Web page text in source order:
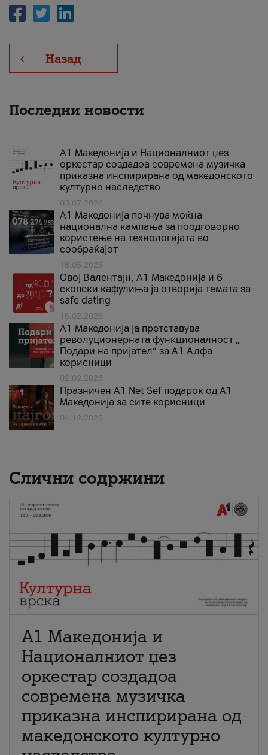
Назад
Последни новости
А1 Македонија и Националниот џез
оркестар создадоа современа музичка
приказна инспирирана од македонското
културно наследство
03.07.2026
A1 Македонија почнува моќна
национална кампања за поодговорно
користење на технологијата во
сообраќајот
18.05.2026
Овој Валентајн, A1 Македонија и 6
скопски кафулиња ја отворија темата за
safe dating
16.02.2026
А1 Македонија ја претставува
револуционерната функционалност „
Подари на пријател“ за А1 Алфа
корисници
02.02.2026
Празничен A1 Net Sеf подарок од А1
Македонија за сите корисници
04.12.2025
Слични содржини
А1 Македонија и
Националниот џез
оркестар создадоа
современа музичка
приказна инспирирана од
македонското културно